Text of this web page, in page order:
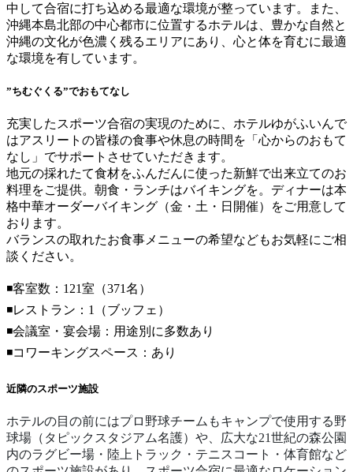
中して合宿に打ち込める最適な環境が整っています。また、
沖縄本島北部の中心都市に位置するホテルは、豊かな自然と
沖縄の文化が色濃く残るエリアにあり、心と体を育むに最適
な環境を有しています。
”ちむぐくる”でおもてなし
充実したスポーツ合宿の実現のために、ホテルゆがふいんで
はアスリートの皆様の食事や休息の時間を「心からのおもて
なし」でサポートさせていただきます。
地元の採れたて食材をふんだんに使った新鮮で出来立てのお
料理をご提供。朝食・ランチはバイキングを。ディナーは本
格中華オーダーバイキング（金・土・日開催）をご用意して
おります。
バランスの取れたお食事メニューの希望などもお気軽にご相
談ください。
◾️客室数：121室（371名）
◾️レストラン：1（ブッフェ）
◾️会議室・宴会場：用途別に多数あり
◾️コワーキングスペース：あり
近隣のスポーツ施設
ホテルの目の前にはプロ野球チームもキャンプで使用する野
球場（タピックスタジアム名護）や、広大な21世紀の森公園
内のラグビー場・陸上トラック・テニスコート・体育館など